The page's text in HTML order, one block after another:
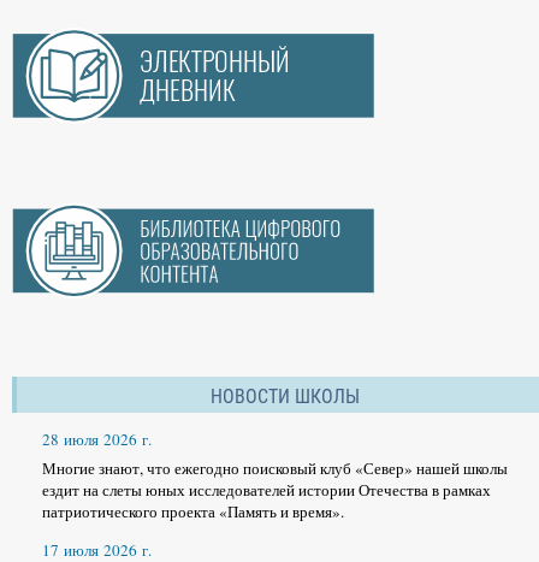
НОВОСТИ ШКОЛЫ
28 июля 2026 г.
Многие знают, что ежегодно поисковый клуб «Север» нашей школы
ездит на слеты юных исследователей истории Отечества в рамках
патриотического проекта «Память и время».
17 июля 2026 г.